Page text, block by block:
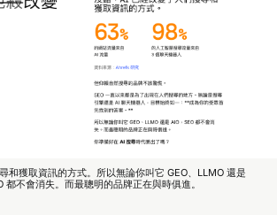
和獲取資訊的方式。所以無論你叫它 GEO、LLMO 還是
都不會消失。而最聰明的品牌正在與時俱進。